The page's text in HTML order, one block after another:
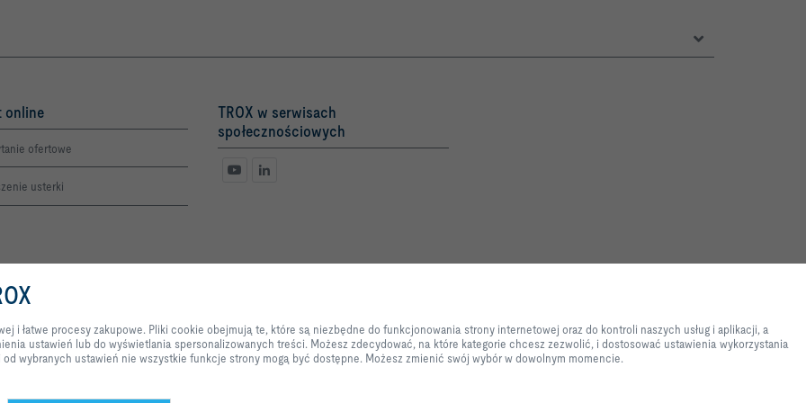
online
ofertowe
usterki
TROX w serwisach
społecznościowych
Klikając przycisk, pozwalasz nam zapewnić doskonałą obsługę strony internetowej i łatwe procesy zakupowe.
usług i aplikacji, a także te, które są wykorzystywane wyłącznie do celów statystycznych, usprawnienia
ustawień lub do wyświetlania spersonalizowanych treści. Możesz zdecydować, na które kategorie chcesz
zezwolić, i dostosować ustawienia wykorzystania danych w oparciu o indywidualne wymagania. Należy
i łatwe procesy zakupowe. Pliki cookie obejmują te, które są niezbędne do funkcjonowania strony internetowej oraz do kontroli naszych usług i aplikacji, a
ustawień lub do wyświetlania spersonalizowanych treści. Możesz zdecydować, na które kategorie chcesz zezwolić, i dostosować ustawienia wykorzystania
wybranych ustawień nie wszystkie funkcje strony mogą być dostępne. Możesz zmienić swój wybór w dowolnym momencie.